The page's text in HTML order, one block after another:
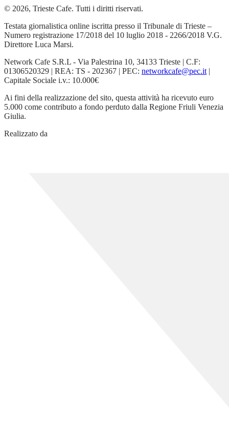
© 2026, Trieste Cafe. Tutti i diritti riservati.
Testata giornalistica online iscritta presso il Tribunale di Trieste –
Numero registrazione 17/2018 del 10 luglio 2018 - 2266/2018 V.G.
Direttore Luca Marsi.
Network Cafe S.R.L - Via Palestrina 10, 34133 Trieste | C.F:
01306520329 | REA: TS - 202367 | PEC: networkcafe@pec.it |
Capitale Sociale i.v.: 10.000€
Ai fini della realizzazione del sito, questa attività ha ricevuto euro
5.000 come contributo a fondo perduto dalla Regione Friuli Venezia
Giulia.
Realizzato da